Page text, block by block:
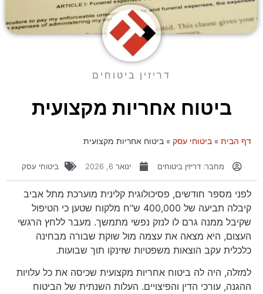
דריזין ביטוחים
ביטוח אחריות מקצועית
דף הבית » ביטוחי עסק » ביטוח אחריות מקצועית
מחבר: דריזין ביטוחים ינואר 6, 2026 ביטוחי עסק
לפני מספר חודשים, פסיכולוגית קלינית מוערכת מתל אביב
קיבלה תביעה של 400,000 ש"ח מלקוח שטען כי הטיפול
שקיבל ממנה גרם לו לנזק נפשי מתמשך. מעבר ללחץ הרגשי
העצום, היא מצאה את עצמה מול שוקת שבורה מבחינה
כלכלית עקב הוצאות משפטיות שזינקו תוך שבועות.
למזלה, היה לה ביטוח אחריות מקצועית שכיסה את כל עלויות
ההגנה, עורכי הדין והפיצויים. העלות השנתית של הביטוח